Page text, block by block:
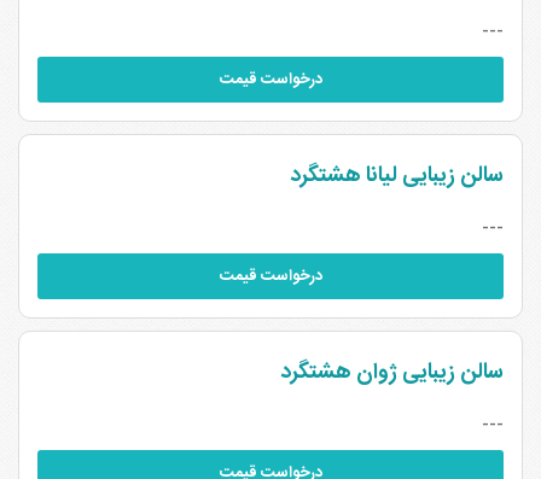
---
درخواست قیمت
سالن زیبایی لیانا هشتگرد
---
درخواست قیمت
سالن زیبایی ژوان هشتگرد
---
درخواست قیمت